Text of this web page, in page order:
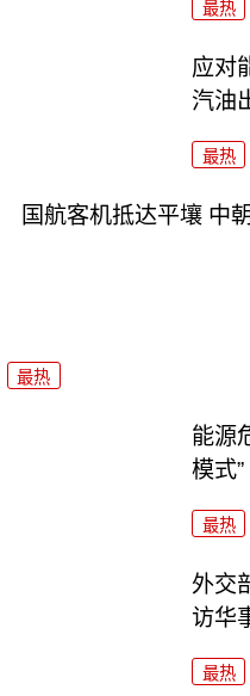
最热
应对
汽油
最热
国航客机抵达平壤 中
最热
能源
模式”
最热
外交
访华
最热